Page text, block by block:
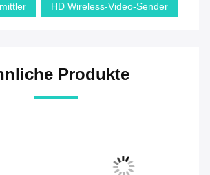
HD Wireless-Video-Sender
Produkte